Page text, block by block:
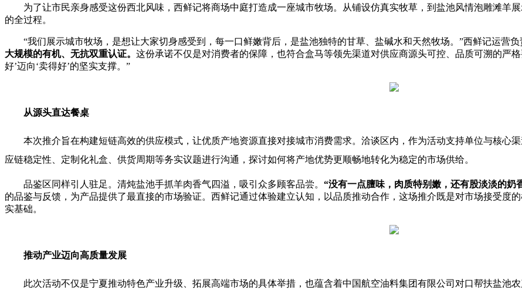
为了让市民亲身感受这份西北风味，西鲜记将商场中庭打造成一座城市牧场。从铺设仿真实牧草，到盐池风情泡雕滩羊
的全过程。
“我们展示城市牧场，是想让大家切身感受到，每一口鲜嫩背后，是盐池独特的甘草、盐碱水和天然牧场。”西鲜记运营负
大规模的有机、无抗双重认证。 这份承诺不仅是对消费者的保障，也符合盒马等领先渠道对供应商源头可控、品质可溯的严
好’迈向‘卖得好’的坚实支撑。”
从源头直达餐桌
本次推介旨在构建短链高效的供应模式，让优质产地资源直接对接城市消费需求。洽谈区内，作为活动支持单位与核心
应链稳定性、定制化礼盒、供货周期等务实议题进行沟通，探讨如何将产地优势更顺畅地转化为稳定的市场供给。
品鉴区同样引人驻足。清炖盐池手抓羊肉香气四溢，吸引众多顾客品尝。 “没有一点膻味，肉质特别嫩，还有股淡淡的奶
的品鉴与反馈，为产品提供了最直接的市场验证。西鲜记通过体验建立认知，以品质推动合作，这场推介既是对市场接受度
实基础。
推动产业迈向高质量发展
此次活动不仅是宁夏推动特色产业升级、拓展高端市场的具体举措，也蕴含着中国航空油料集团有限公司对口帮扶盐池